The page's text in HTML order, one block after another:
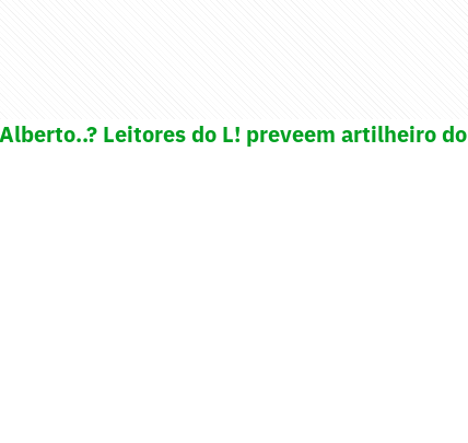
Leitores do L! preveem artilheiro do